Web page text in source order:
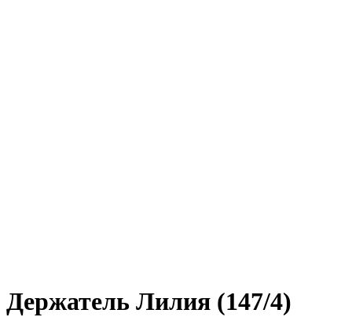
Держатель Лилия (147/4)